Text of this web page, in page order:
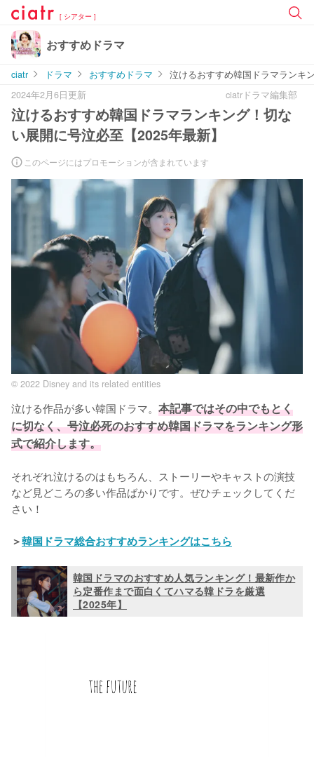
[ シアター ]
おすすめドラマ
ciatr ドラマ おすすめドラマ
泣けるおすすめ韓国ドラマランキ
2024年2月6日更新
ciatrドラマ編集部
泣けるおすすめ韓国ドラマランキング！切な
い展開に号泣必至【2025年最新】
このページにはプロモーションが含まれています
© 2022 Disney and its related entities
泣ける作品が多い韓国ドラマ。 本記事ではその中でもとく
に切なく、号泣必死のおすすめ韓国ドラマをランキング形
式で紹介します。
それぞれ泣けるのはもちろん、ストーリーやキャストの演技
など見どころの多い作品ばかりです。ぜひチェックしてくだ
さい！
＞韓国ドラマ総合おすすめランキングはこちら
韓国ドラマのおすすめ人気ランキング！最新作か
ら定番作まで面白くてハマる韓ドラを厳選
【2025年】